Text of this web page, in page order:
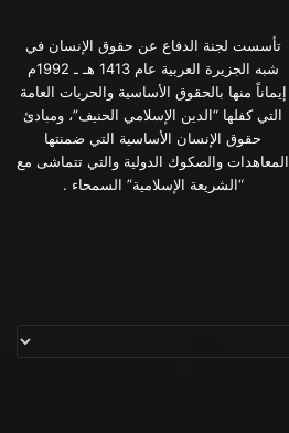
تأسست لجنة الدفاع عن حقوق الإنسان في
شبه الجزيرة العربية عام 1413 هـ ـ 1992م
إيماناً منها بالحقوق الأساسية والحريات العامة
التي كفلها “الدين الإسلامي الحنيف”، ومبادئ
حقوق الإنسان الأساسية التي ضمنتها
المعاهدات والصكوك الدولية والتي تتماشى مع
“الشريعة الإسلامية” السمحاء .